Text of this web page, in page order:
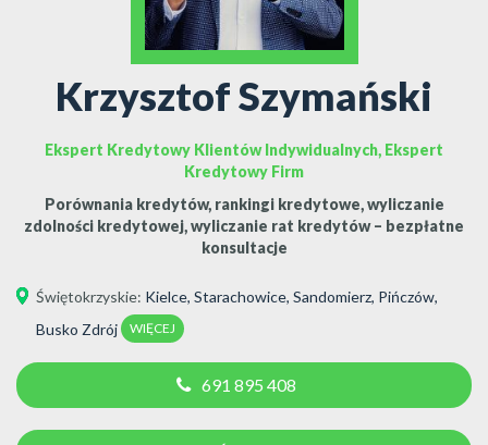
Krzysztof Szymański
Ekspert Kredytowy Klientów Indywidualnych, Ekspert
Kredytowy Firm
Porównania kredytów, rankingi kredytowe, wyliczanie
zdolności kredytowej, wyliczanie rat kredytów – bezpłatne
konsultacje
Świętokrzyskie: Kielce, Starachowice, Sandomierz, Pińczów,
Busko Zdrój
WIĘCEJ
691 895 408